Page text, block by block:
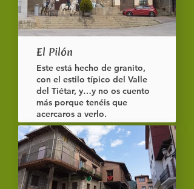
El Pilón
Este está hecho de granito,
con el estilo típico del Valle
del Tiétar, y…y no os cuento
más porque tenéis que
acercaros a verlo.